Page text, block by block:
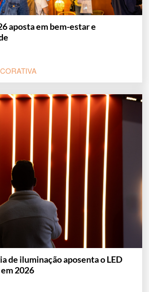
aposta em bem-estar e
de iluminação aposenta o LED
2026